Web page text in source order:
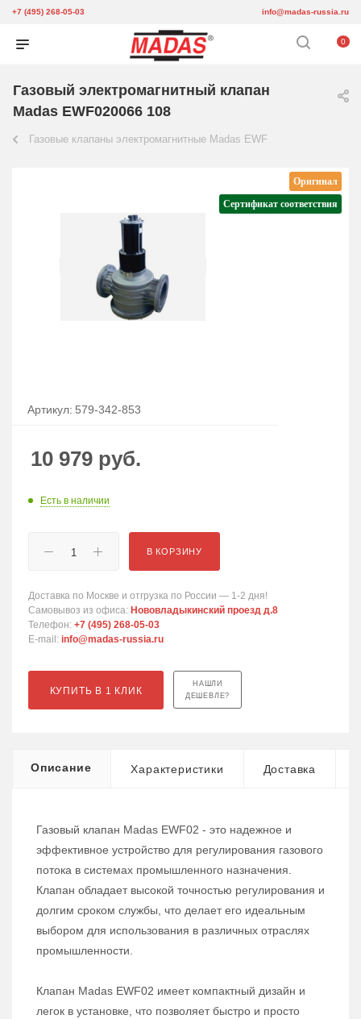
+7 (495) 268-05-03 info@madas-russia.ru
0
Газовый электромагнитный клапан
Madas EWF020066 108
Газовые клапаны электромагнитные Madas EWF
Оригинал
Сертификат соответствия
Артикул: 579-342-853
10 979 руб.
Есть в наличии
В КОРЗИНУ
Доставка по Москве и отгрузка по России — 1-2 дня!
Самовывоз из офиса: Нововладыкинский проезд д.8
Телефон: +7 (495) 268-05-03
E-mail: info@madas-russia.ru
КУПИТЬ В 1 КЛИК
НАШЛИ
ДЕШЕВЛЕ?
Описание Характеристики Доставка
Газовый клапан Madas EWF02 - это надежное и
эффективное устройство для регулирования газового
потока в системах промышленного назначения.
Клапан обладает высокой точностью регулирования и
долгим сроком службы, что делает его идеальным
выбором для использования в различных отраслях
промышленности.
Клапан Madas EWF02 имеет компактный дизайн и
легок в установке, что позволяет быстро и просто